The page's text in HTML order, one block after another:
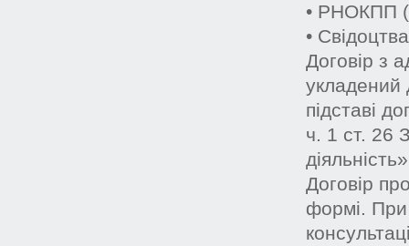
• РНОКПП
•
Договір з
укладений
підставі
ч. 1 ст. 26
Договір
формі. При